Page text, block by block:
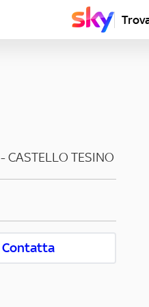
-CASTELLO TESINO
Contatta